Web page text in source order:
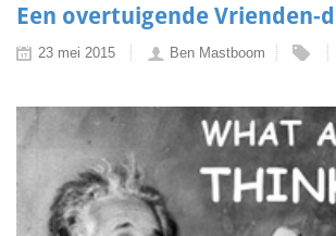
Een overtuigende Vrienden-
23 mei 2015 Ben Mastboom